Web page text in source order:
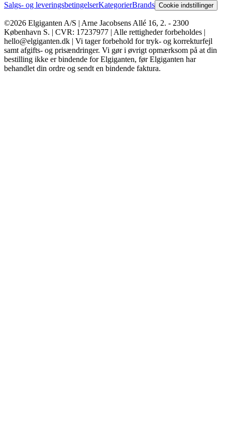
Salgs- og leveringsbetingelserKategorierBrands Cookie indstillinger
©2026 Elgiganten A/S | Arne Jacobsens Allé 16, 2. - 2300
København S. | CVR: 17237977 | Alle rettigheder forbeholdes |
hello@elgiganten.dk | Vi tager forbehold for tryk- og korrekturfejl
samt afgifts- og prisændringer. Vi gør i øvrigt opmærksom på at din
bestilling ikke er bindende for Elgiganten, før Elgiganten har
behandlet din ordre og sendt en bindende faktura.